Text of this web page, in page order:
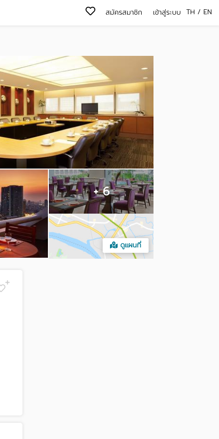
TH / EN
สมัครสมาชิก เข้าสู่ระบบ
+ 6
ดูแผนที่